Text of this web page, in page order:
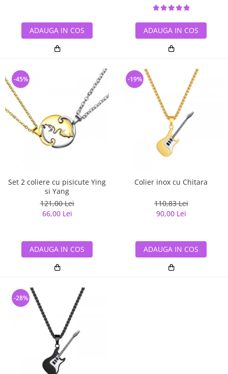
ADAUGA IN COS ADAUGA IN COS
Set 2 coliere cu pisicute Ying
si Yang
121,00 Lei
66,00 Lei
-45%
ADAUGA IN COS
Colier inox cu Chitara
110,83 Lei
90,00 Lei
-19%
ADAUGA IN COS
-28%